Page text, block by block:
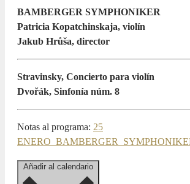
BAMBERGER SYMPHONIKER
Patricia Kopatchinskaja, violín
Jakub Hrůša, director
Stravinsky, Concierto para violín
Dvořák, Sinfonía núm. 8
Notas al programa: 25